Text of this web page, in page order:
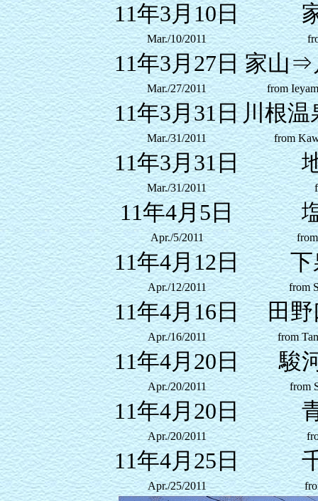
11年3月10日
Mar./10/2011
11年3月27日 家山⇒
Mar./27/2011 from
11年3月31日川根
Mar./31/2011 from
11年3月31日
Mar./31/2011
11年4月5日
Apr./5/2011
11年4月12日
Apr./12/2011 from
11年4月16日 田
Apr./16/2011 from
11年4月20日 駿
Apr./20/2011 from
11年4月20日
Apr./20/2011
11年4月25日
Apr./25/2011